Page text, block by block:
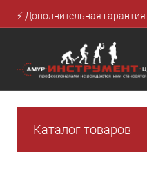
⚡ Дополнительная гарантия
Каталог товаров